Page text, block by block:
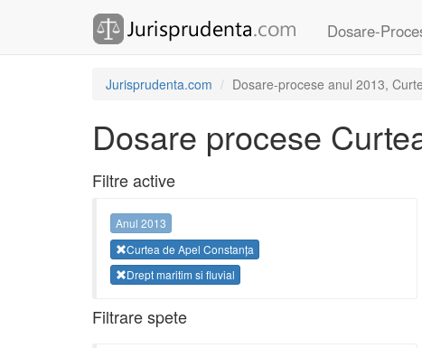
Dosare-
Jurisprudenta.com Dosare-procese anul 2013,
Dosare procese
Filtre active
Anul 2013
Curtea de Apel Constanța
Drept maritim si fluvial
Filtrare spete